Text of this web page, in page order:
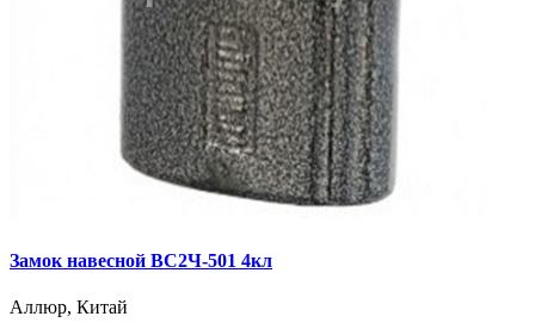
Замок навесной ВС2Ч-501 4кл
Аллюр, Китай